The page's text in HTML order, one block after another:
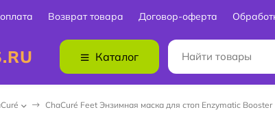
Возврат товара Договор-оферта
Каталог
ChaCuré Feet Энзимная маска для стоп Enzymatic Booster